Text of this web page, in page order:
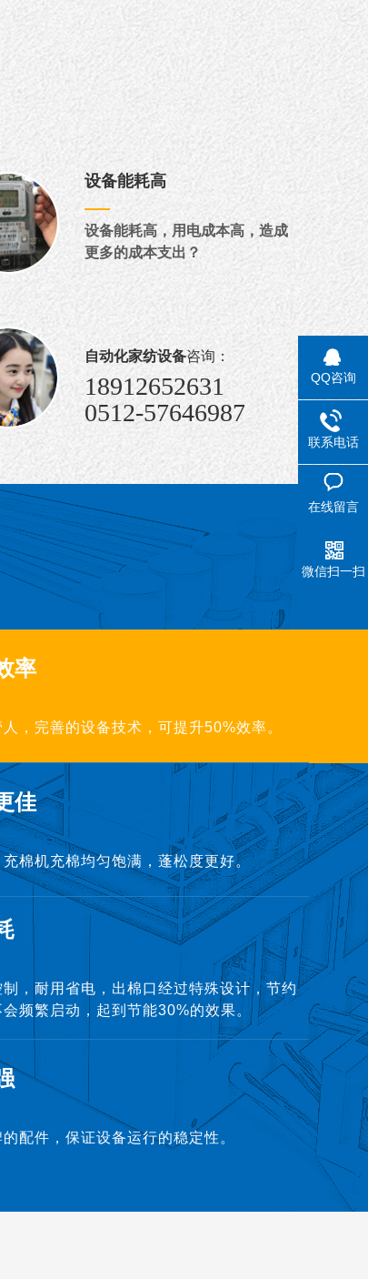
设备能耗高
设备能耗高，用电成本高，造成
更多的成本支出？
自动化家纺设备咨询：
18912652631
0512-57646987
率
，完善的设备技术，可提升50%效率。
佳
棉机充棉均匀饱满，蓬松度更好。
，耐用省电，出棉口经过特殊设计，节约
频繁启动，起到节能30%的效果。
配件，保证设备运行的稳定性。
QQ咨询
联系电话
在线留言
微信扫一扫